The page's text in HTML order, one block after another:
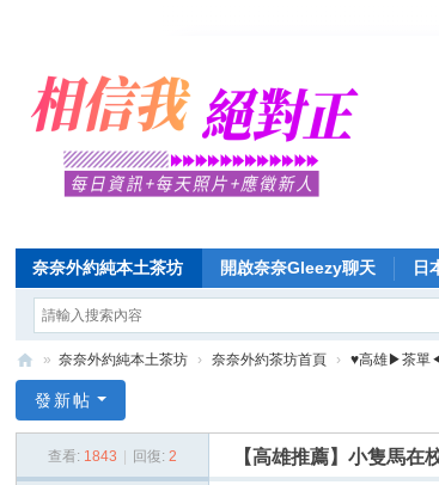
奈奈外約純本土茶坊 開啟奈奈Gleezy聊天 日
sc
» 奈奈外約純本土茶坊 › 奈奈外約茶坊首頁 › ♥高雄▶茶單
發新帖
查看: 1843 回復: 2 【高雄推薦】小隻馬在